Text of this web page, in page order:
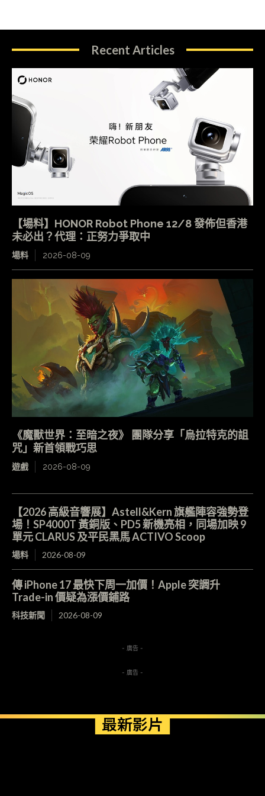
Recent Articles
【場料】HONOR Robot Phone 12/8 發佈但香港
未必出？代理：正努力爭取中
場料 2026-08-09
《魔獸世界：至暗之夜》 團隊分享「烏拉特克的詛
咒」新首領戰巧思
遊戲 2026-08-09
【2026 高級音響展】Astell&Kern 旗艦陣容強勢登
場！SP4000T 黃銅版、PD5 新機亮相，同場加映 9
單元 CLARUS 及平民黑馬 ACTIVO Scoop
場料 2026-08-09
傳 iPhone 17 最快下周一加價！Apple 突調升
Trade-in 價疑為漲價鋪路
科技新聞 2026-08-09
- 廣告 -
- 廣告 -
最新影片